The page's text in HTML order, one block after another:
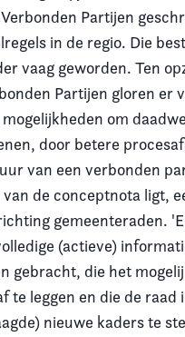
Partijen
in de regio. Die
vaag geworden. Ten
Partijen gloren er
om
door betere
van een verbonden
de conceptnota ligt,
gemeenteraden.
(actieve)
gebracht, die het
te leggen en die de raad
nieuwe kaders te